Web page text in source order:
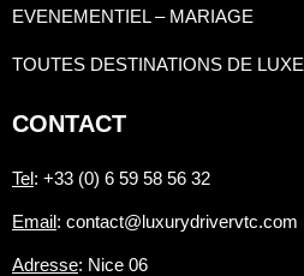
EVENEMENTIEL – MARIAGE
TOUTES DESTINATIONS DE LUXE
CONTACT
Tel : +33 (0) 6 59 58 56 32
Email : contact@luxurydrivervtc.com
Adresse: Nice 06